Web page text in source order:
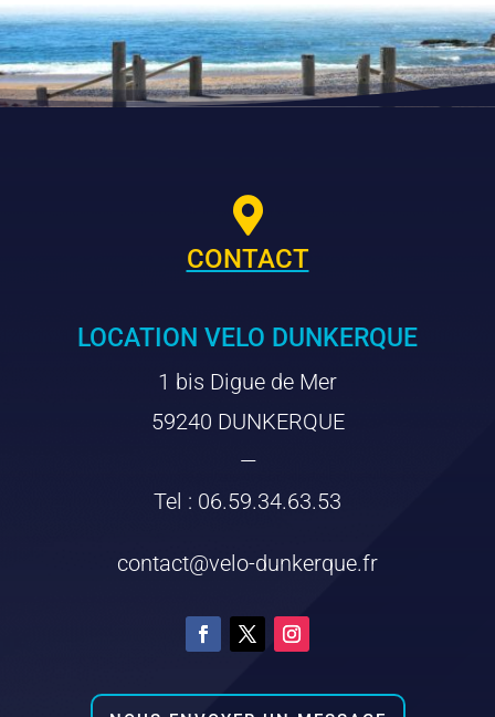

CONTACT
LOCATION VELO DUNKERQUE
1 bis Digue de Mer
59240 DUNKERQUE
—
Tel : 06.59.34.63.53
contact@velo-dunkerque.fr